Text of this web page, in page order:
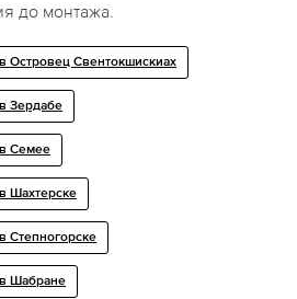
до монтажа.
Островец Свентокшискиах
Зердабе
Семее
Шахтерске
Степногорске
Шабране